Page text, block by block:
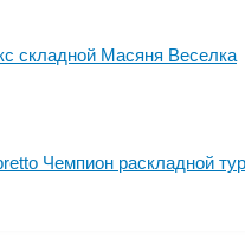
складной Масяня Веселка
Чемпион раскладной